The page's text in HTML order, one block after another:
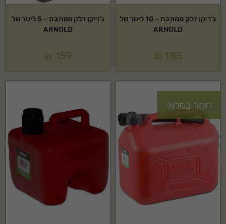
ג'ריקן דלק ממתכת – 10 ליטר של
ARNOLD
₪ 185
ג'ריקן דלק ממתכת – 5 ליטר של
ARNOLD
₪ 159
חסר במלאי